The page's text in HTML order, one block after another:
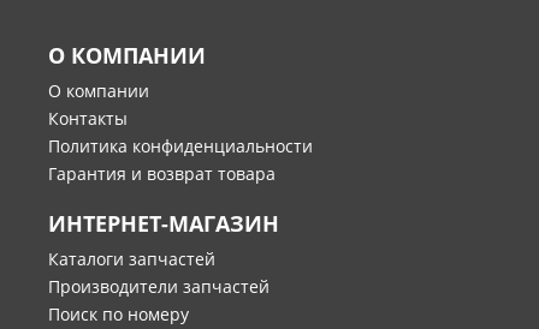
О КОМПАНИИ
О компании
Контакты
Политика конфиденциальности
Гарантия и возврат товара
ИНТЕРНЕТ-МАГАЗИН
Каталоги запчастей
Производители запчастей
Поиск по номеру